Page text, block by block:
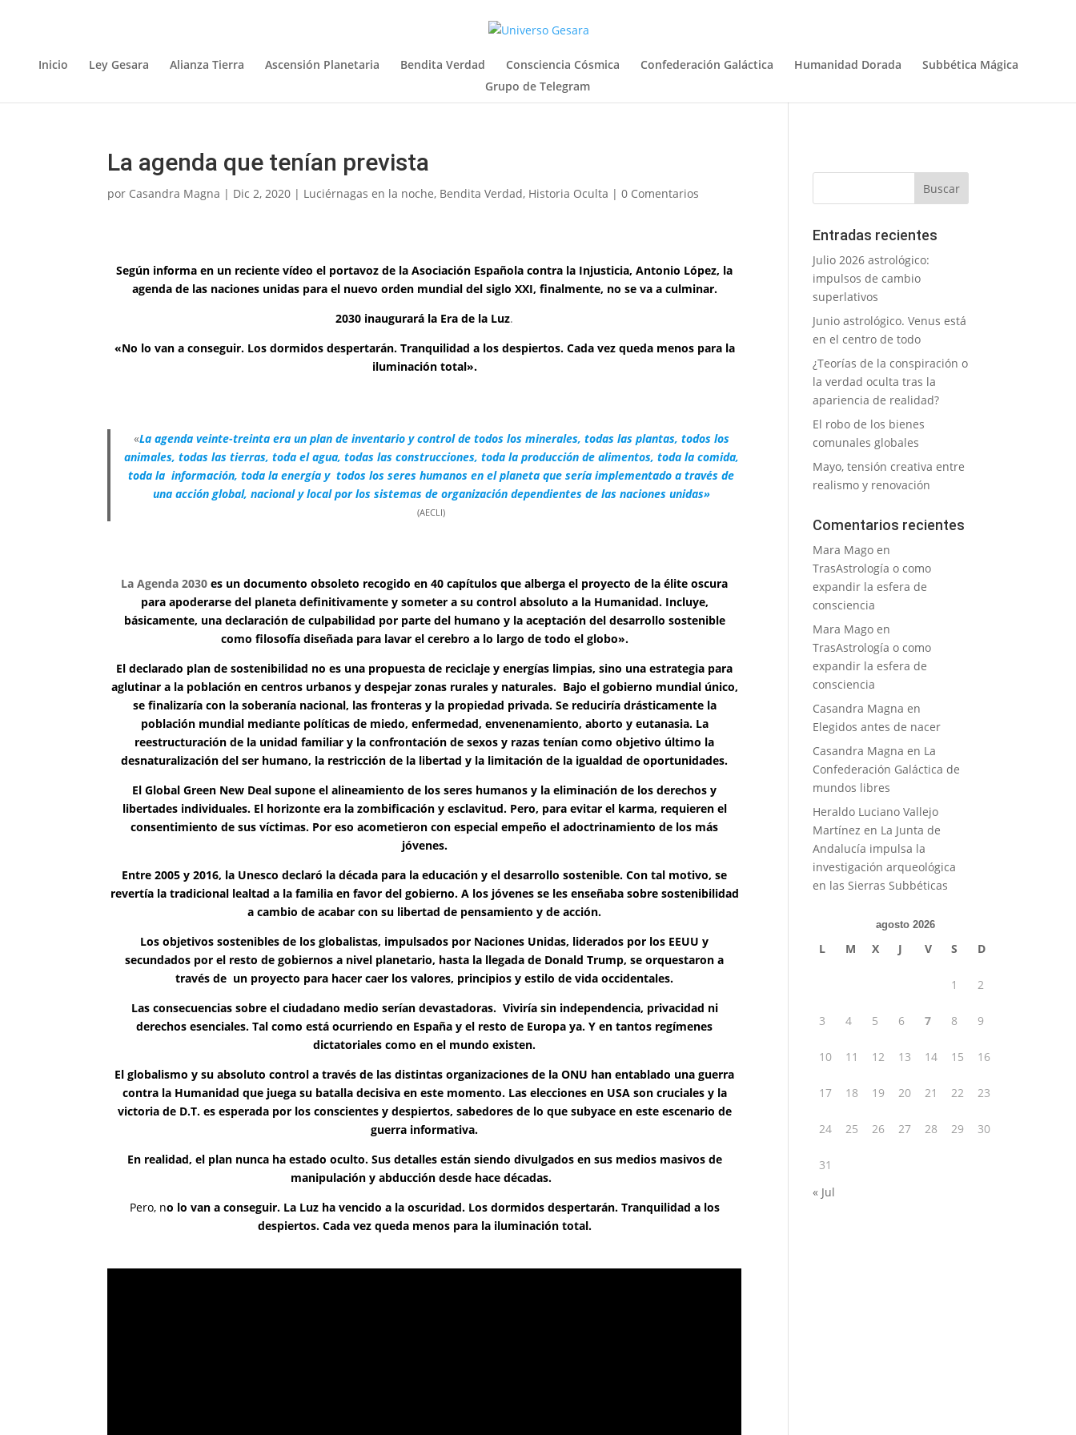
Inicio Ley Gesara Alianza Tierra Ascensión Planetaria Bendita Verdad Consciencia Cósmica Confederación Galáctica Humanidad Dorada
Subbética Mágica
Grupo de Telegram
La agenda que tenían prevista
por Casandra Magna | Dic 2, 2020 | Luciérnagas en la noche, Bendita Verdad, Historia Oculta |0 Comentarios
Según informa en un reciente vídeo el portavoz de la Asociación Española contra la Injusticia, Antonio López, la
agenda de las naciones unidas para el nuevo orden mundial del siglo XXI, finalmente, no se va a culminar.
2030 inaugurará la Era de la Luz.
«No lo van a conseguir. Los dormidos despertarán. Tranquilidad a los despiertos. Cada vez queda menos para la
iluminación total».
«La agenda veinte-treinta era un plan de inventario y control de todos los minerales, todas las plantas, todos los
animales, todas las tierras, toda el agua, todas las construcciones, toda la producción de alimentos, toda la comida,
toda la información, toda la energía y todos los seres humanos en el planeta que sería implementado a través de
una acción global, nacional y local por los sistemas de organización dependientes de las naciones unidas»
(AECLI)
La Agenda 2030 es un documento obsoleto recogido en40 capítulos que alberga el proyecto de la élite oscura
para apoderarse del planeta definitivamente y someter a su control absoluto a la Humanidad. Incluye,
básicamente, una declaración de culpabilidad por parte del humano y la aceptación del desarrollo sostenible
como filosofía diseñada para lavar el cerebro a lo largo de todo el globo».
El declarado plan de sostenibilidad no es una propuesta de reciclaje y energías limpias, sino una estrategia para
aglutinar a la población en centros urbanos y despejar zonas rurales y naturales. Bajo el gobierno mundial único,
se finalizaría con la soberanía nacional, las fronteras y la propiedad privada. Se reduciría drásticamente la
población mundial mediante políticas de miedo, enfermedad, envenenamiento, aborto y eutanasia. La
reestructuración de la unidad familiar y la confrontación de sexos y razas tenían como objetivo último la
desnaturalización del ser humano, la restricción de la libertad y la limitación de la igualdad de oportunidades.
El Global Green New Deal supone el alineamiento de los seres humanos y la eliminación de los derechos y
libertades individuales. El horizonte era la zombificación y esclavitud. Pero, para evitar el karma, requieren el
consentimiento de sus víctimas. Por eso acometieron con especial empeño el adoctrinamiento de los más
jóvenes.
Entre 2005 y 2016, la Unesco declaró la década para la educación y el desarrollo sostenible. Con tal motivo, se
revertía la tradicional lealtad a la familia en favor del gobierno. A los jóvenes se les enseñaba sobre sostenibilidad
a cambio de acabar con su libertad de pensamiento y de acción.
Los objetivos sostenibles de los globalistas, impulsados por Naciones Unidas, liderados por los EEUU y
secundados por el resto de gobiernos a nivel planetario, hasta la llegada de Donald Trump, se orquestaron a
través de un proyecto para hacer caer los valores, principios y estilo de vida occidentales.
Las consecuencias sobre el ciudadano medio serían devastadoras. Viviría sin independencia, privacidad ni
derechos esenciales. Tal como está ocurriendo en España y el resto de Europa ya. Y en tantos regímenes
dictatoriales como en el mundo existen.
El globalismo y su absoluto control a través de las distintas organizaciones de la ONU han entablado una guerra
contra la Humanidad que juega su batalla decisiva en este momento. Las elecciones en USA son cruciales y la
victoria de D.T. es esperada por los conscientes y despiertos, sabedores de lo que subyace en este escenario de
guerra informativa.
En realidad, el plan nunca ha estado oculto. Sus detalles están siendo divulgados en sus medios masivos de
manipulación y abducción desde hace décadas.
Pero, no lo van a conseguir. La Luz ha vencido a la oscuridad. Los dormidos despertarán. Tranquilidad a los
despiertos. Cada vez queda menos para la iluminación total.
Entradas recientes
Julio 2026 astrológico:
impulsos de cambio
superlativos
Junio astrológico. Venus está
en el centro de todo
¿Teorías de la conspiración o
la verdad oculta tras la
apariencia de realidad?
El robo de los bienes
comunales globales
Mayo, tensión creativa entre
realismo y renovación
Comentarios recientes
Mara Mago en
TrasAstrología o como
expandir la esfera de
consciencia
Mara Mago en
TrasAstrología o como
expandir la esfera de
consciencia
Casandra Magna en
Elegidos antes de nacer
Casandra Magna en La
Confederación Galáctica de
mundos libres
Heraldo Luciano Vallejo
Martínez en La Junta de
Andalucía impulsa la
investigación arqueológica
en las Sierras Subbéticas
agosto 2026
L M X J V S D
1 2
3 4 5 6 7 8 9
10 11 12 13 14 15 16
17 18 19 20 21 22 23
24 25 26 27 28 29 30
31
« Jul